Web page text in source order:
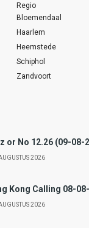
Regio
Bloemendaal
Haarlem
Heemstede
Schiphol
Zandvoort
or No 12.26 (09-08-
2026
Kong Calling 08-
2026